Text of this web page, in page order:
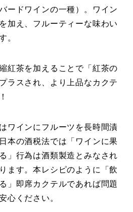
ードワインの一種）。ワイン
加え、フルーティーな味わい
。
紅茶を加えることで「紅茶の
ラスされ、より上品なカクテ
ワインにフルーツを長時間漬
本の酒税法では「ワインに果
」行為は酒類製造とみなされ
ます。本レシピのように「飲
」即席カクテルであれば問題
心ください。